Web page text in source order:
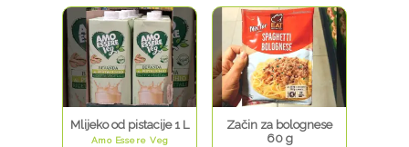
Mlijeko od pistacije 1 L
Amo Essere Veg
Začin za bolognese
60 g